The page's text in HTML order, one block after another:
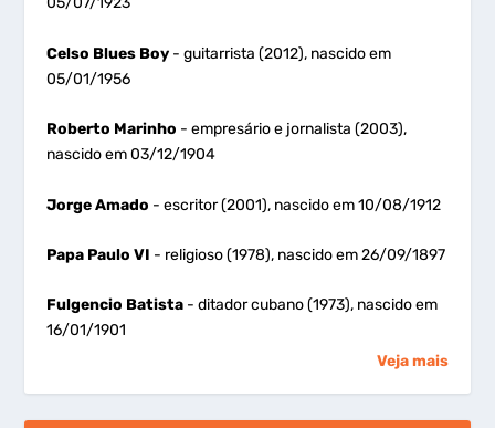
Celso Blues Boy - guitarrista (2012), nascido em
05/01/1956
Roberto Marinho - empresário e jornalista (2003),
nascido em 03/12/1904
Jorge Amado - escritor (2001), nascido em 10/08/1912
Papa Paulo VI - religioso (1978), nascido em 26/09/1897
Fulgencio Batista - ditador cubano (1973), nascido em
16/01/1901
Veja mais